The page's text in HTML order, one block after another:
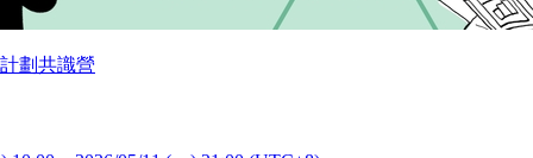
劃共識營